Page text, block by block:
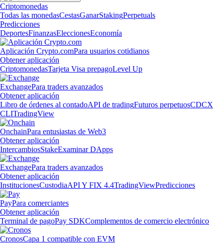
Criptomonedas
Todas las monedasCestasGanarStakingPerpetuals
Predicciones
DeportesFinanzasEleccionesEconomía
Aplicación Crypto.comPara usuarios cotidianos
Obtener aplicación
CriptomonedasTarjeta Visa prepagoLevel Up
ExchangePara traders avanzados
Obtener aplicación
Libro de órdenes al contadoAPI de tradingFuturos perpetuosCDCX
CLITradingView
OnchainPara entusiastas de Web3
Obtener aplicación
IntercambiosStakeExaminar DApps
ExchangePara traders avanzados
Obtener aplicación
InstitucionesCustodiaAPI Y FIX 4.4TradingViewPredicciones
PayPara comerciantes
Obtener aplicación
Terminal de pagoPay SDKComplementos de comercio electrónico
CronosCapa 1 compatible con EVM